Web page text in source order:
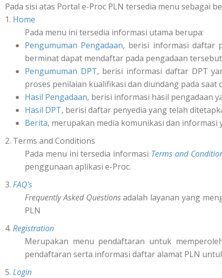
Pada sisi atas Portal e-Proc PLN tersedia menu sebagai
1. Home
Pada menu ini tersedia informasi utama berupa:
Pengumuman Pengadaan, berisi informasi daftar
berminat dapat mendaftar pada pengadaan
Pengumuman DPT, berisi informasi daftar DPT
proses penilaian kualifikasi dan diundang pada
Hasil Pengadaan, berisi informasi hasil pengadaan
Hasil DPT, berisi daftar penyedia yang telah
Berita, merupakan media komunikasi dan
2. Terms and Conditions
Pada menu ini tersedia informasi Terms and
penggunaan aplikasi e-Proc.
3. FAQ's
Frequently Asked Questionsadalah layanan yang
PLN
4. Registration
Merupakan menu pendaftaran untuk
pendaftaran serta informasi daftar alamat PLN
5. Login